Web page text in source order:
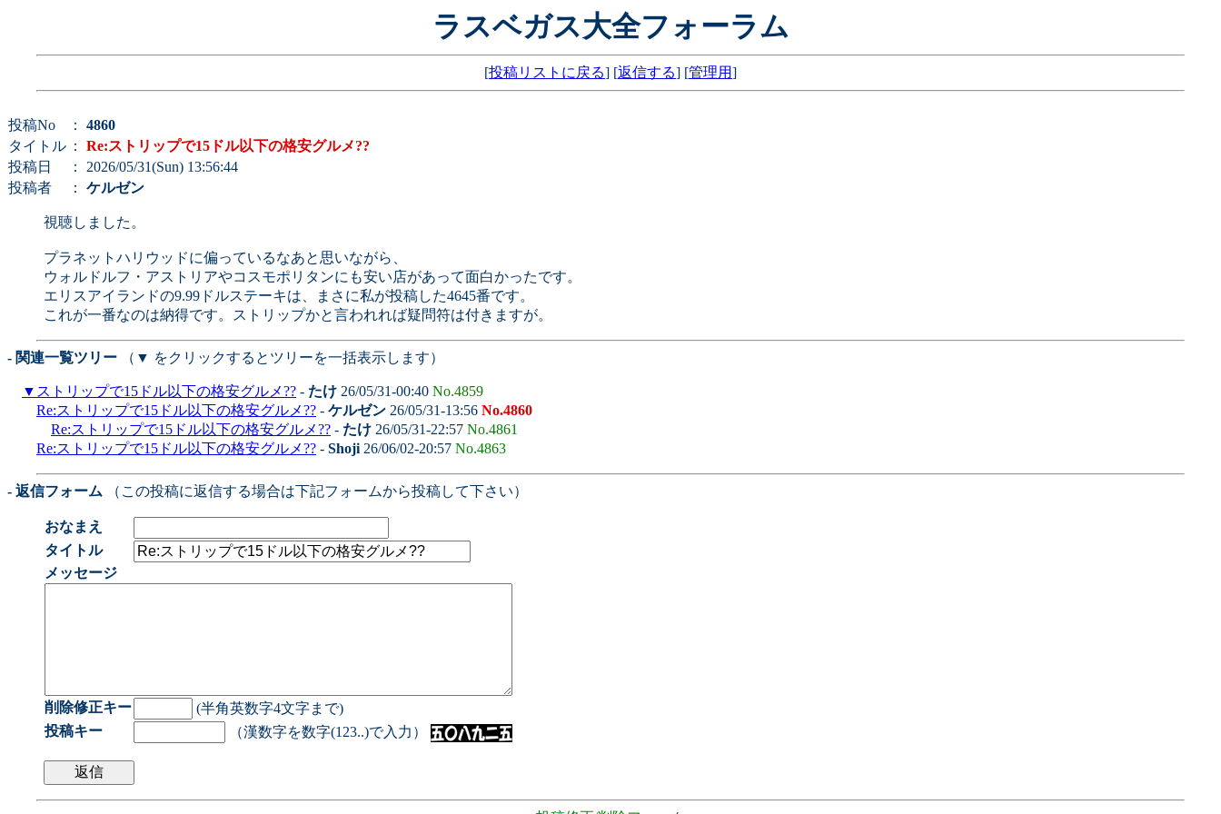
ラスベガス大全フォーラム
[投稿リストに戻る] [返信する] [管理用]
投稿No ： 4860
タイトル ： Re:ストリップで15ドル以下の格安グルメ??
投稿日
： 2026/05/31(Sun) 13:56:44
投稿者
： ケルゼン
視聴しました。
プラネットハリウッドに偏っているなあと思いながら、
ウォルドルフ・アストリアやコスモポリタンにも安い店があって面白かったです。
エリスアイランドの9.99ドルステーキは、まさに私が投稿した4645番です。
これが一番なのは納得です。ストリップかと言われれば疑問符は付きますが。
- 関連一覧ツリー （▼ をクリックするとツリーを一括表示します）
▼ ストリップで15ドル以下の格安グルメ?? - たけ 26/05/31-00:40 No.4859
Re:ストリップで15ドル以下の格安グルメ?? - ケルゼン 26/05/31-13:56 No.4860
Re:ストリップで15ドル以下の格安グルメ?? - たけ 26/05/31-22:57 No.4861
Re:ストリップで15ドル以下の格安グルメ?? - Shoji 26/06/02-20:57 No.4863
- 返信フォーム （この投稿に返信する場合は下記フォームから投稿して下さい）
おなまえ
タイトル
メッセージ
削除修正キー
(半角英数字4文字まで)
投稿キー
（漢数字を数字(123..)で入力）